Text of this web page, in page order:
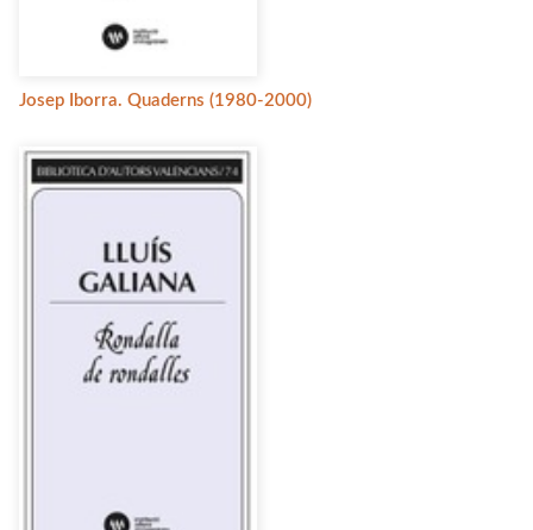
Josep Iborra. Quaderns (1980-2000)